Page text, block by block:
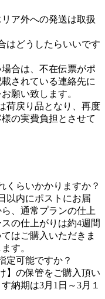
ア外への発送は取扱
はどうしたらいいです
合は、不在伝票がポ
されている連絡先に
願い致します。
荷戻り品となり、再度
の実費負担とさせて
くらいかかりますか？
以内にポストにお届
、通常プランの仕上
の仕上がりは約4週間
はご購入いただきま
す。
定可能ですか？
】の保管をご購入頂い
納期は3月1日～3月１